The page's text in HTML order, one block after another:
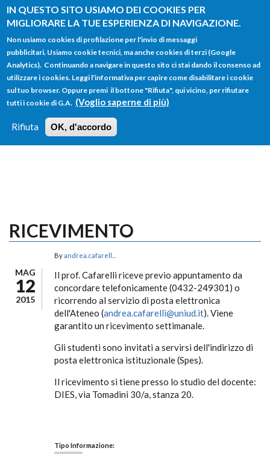
IN QUESTO SITO USIAMO DEI COOKIES PER
MIGLIORARE LA TUE ESPERIENZA DI NAVIGAZIONE.
Non usiamo cookies di profilazione per l'invio di messaggi
pubblicitari. Usiamo cookie tecnici, ma anche cookies di terzi (Google
Analytics). Continuando a navigare in questo sito ci stai dando il consenso ad
utilizzare i cookies. Leggi l'informativa per capire come disabilitare i cookie
sul tuo browser. Oppure premi il bottone "Rifiuta", qui vicino, per rifiutare
tutti i cookie di G.A. (Voglio saperne di più)
Rifiuta OK, d'accordo
Salta al contenuto principale
FORM
DI
RICERCA
Main menu
HOME TUTTI I PROFILI
LOGIN
RICEVIMENTO
MAG
12
2015
Byandrea.cafarell...
Il prof. Cafarelli riceve previo appuntamento da
concordare telefonicamente (0432-249301) o
ricorrendo al servizio di posta elettronica
dell'Ateneo (andrea.cafarelli@uniud.it). Viene
garantito un ricevimento settimanale.
Gli studenti sono invitati a servirsi dell'indirizzo di
posta elettronica istituzionale (Spes).
Il ricevimento si tiene presso lo studio del docente:
DIES, via Tomadini 30/a, stanza 20.
Tipo Informazione: